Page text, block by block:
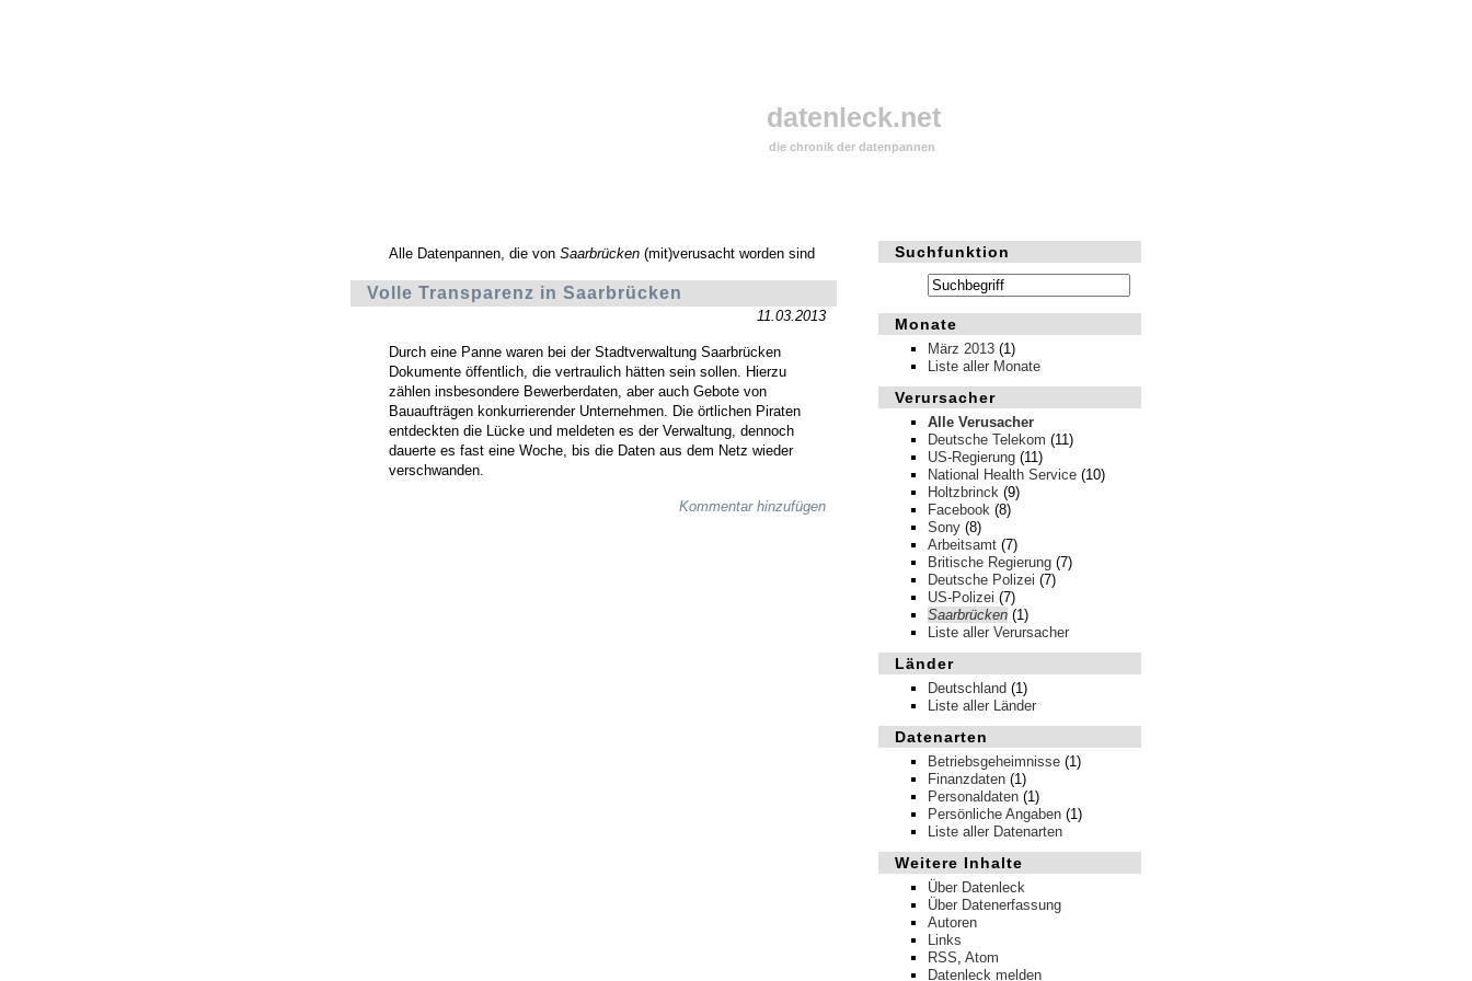
datenleck.net
die chronik der datenpannen
Suchfunktion
Monate
März 2013 (1)
Liste aller Monate
Verursacher
Alle Verusacher
Deutsche Telekom (11)
US-Regierung (11)
National Health Service (10)
Holtzbrinck (9)
Facebook (8)
Sony (8)
Arbeitsamt (7)
Britische Regierung (7)
Deutsche Polizei (7)
US-Polizei (7)
Saarbrücken (1)
Liste aller Verursacher
Länder
Deutschland (1)
Liste aller Länder
Datenarten
Betriebsgeheimnisse (1)
Finanzdaten (1)
Personaldaten (1)
Persönliche Angaben (1)
Liste aller Datenarten
Weitere Inhalte
Über Datenleck
Über Datenerfassung
Autoren
Links
RSS, Atom
Datenleck melden
Alle Datenpannen, die von Saarbrücken(mit)verusacht worden sind
Volle Transparenz in Saarbrücken
11.03.2013
Durch eine Panne waren bei der Stadtverwaltung Saarbrücken
Dokumente öffentlich, die vertraulich hätten sein sollen. Hierzu
zählen insbesondere Bewerberdaten, aber auch Gebote von
Bauaufträgen konkurrierender Unternehmen. Die örtlichen Piraten
entdeckten die Lücke und meldeten es der Verwaltung, dennoch
dauerte es fast eine Woche, bis die Daten aus dem Netz wieder
verschwanden.
Kommentar hinzufügen